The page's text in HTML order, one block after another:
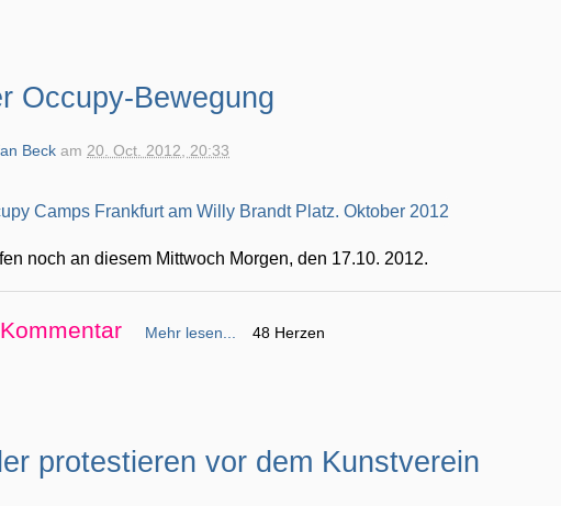
Occupy-Bewegung
Beck am20. Oct. 2012, 20:33
noch an diesem Mittwoch Morgen, den 17.10. 2012.
Mehr lesen... 48 Herzen
protestieren vor dem Kunstverein